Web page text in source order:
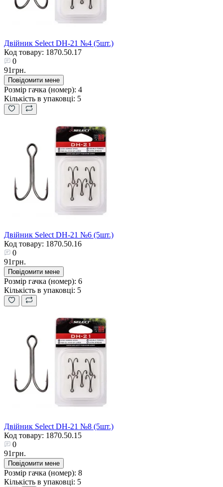
Двійник Select DH-21 №4 (5шт.)
Код товару: 1870.50.17
0
91грн.
Повідомити мене
Розмір гачка (номер): 4
Кількість в упаковці: 5
Двійник Select DH-21 №6 (5шт.)
Код товару: 1870.50.16
0
91грн.
Повідомити мене
Розмір гачка (номер): 6
Кількість в упаковці: 5
Двійник Select DH-21 №8 (5шт.)
Код товару: 1870.50.15
0
91грн.
Повідомити мене
Розмір гачка (номер): 8
Кількість в упаковці: 5